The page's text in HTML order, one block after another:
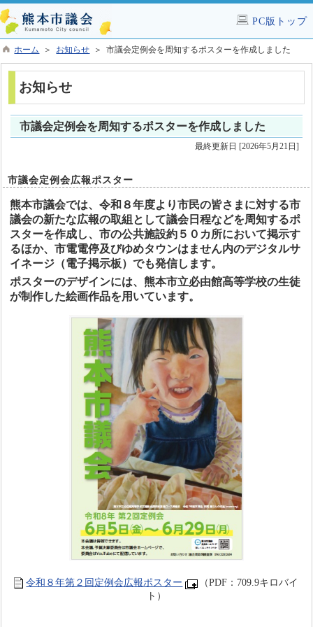
PC版トップ
ホーム ＞ お知らせ ＞ 市議会定例会を周知するポスターを作成しました
お知らせ
市議会定例会を周知するポスターを作成しました
最終更新日 [2026年5月21日]
市議会定例会広報ポスター
熊本市議会では、令和８年度より市民の皆さまに対する市
議会の新たな広報の取組として議会日程などを周知するポ
スターを作成し、市の公共施設約５０カ所において掲示す
るほか、市電電停及びゆめタウンはません内のデジタルサ
イネージ（電子掲示板）でも発信します。
ポスターのデザインには、熊本市立必由館高等学校の生徒
が制作した絵画作品を用いています。
令和８年第２回定例会広報ポスター
（PDF：709.9キロバイ
ト）